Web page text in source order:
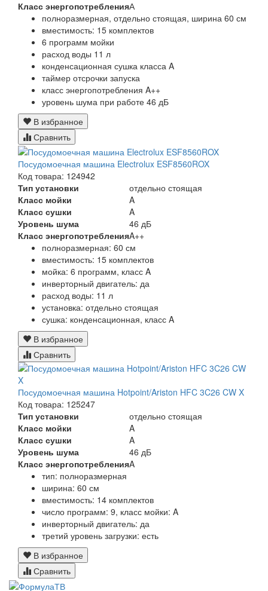
Класс энергопотребленияА
полноразмерная, отдельно стоящая, ширина 60 см
вместимость: 15 комплектов
6 программ мойки
расход воды 11 л
конденсационная сушка класса A
таймер отсрочки запуска
класс энергопотребления A++
уровень шума при работе 46 дБ
В избранное
Сравнить
Посудомоечная машина Electrolux ESF8560ROX
Код товара: 124942
Тип установки
отдельно стоящая
Класс мойки
A
Класс сушки
A
Уровень шума
46 дБ
Класс энергопотребленияA++
полноразмерная: 60 см
вместимость: 15 комплектов
мойка: 6 программ, класс A
инверторный двигатель: да
расход воды: 11 л
установка: отдельно стоящая
сушка: конденсационная, класс A
В избранное
Сравнить
Посудомоечная машина Hotpoint/Ariston HFC 3C26 CW X
Код товара: 125247
Тип установки
отдельно стоящая
Класс мойки
A
Класс сушки
A
Уровень шума
46 дБ
Класс энергопотребленияA
тип: полноразмерная
ширина: 60 см
вместимость: 14 комплектов
число программ: 9, класс мойки: A
инверторный двигатель: да
третий уровень загрузки: есть
В избранное
Сравнить